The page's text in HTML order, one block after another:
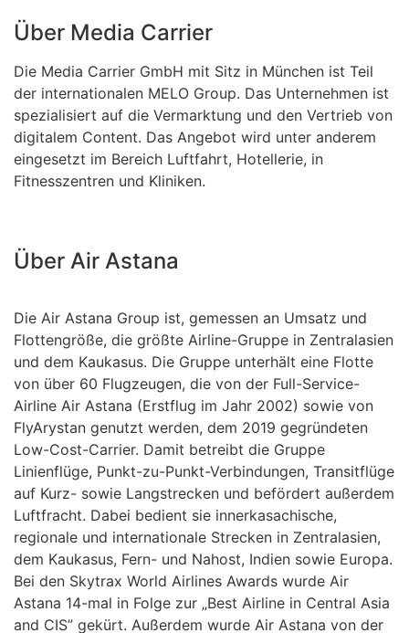
Über Media Carrier
Die Media Carrier GmbH mit Sitz in München ist Teil
der internationalen MELO Group. Das Unternehmen ist
spezialisiert auf die Vermarktung und den Vertrieb von
digitalem Content. Das Angebot wird unter anderem
eingesetzt im Bereich Luftfahrt, Hotellerie, in
Fitnesszentren und Kliniken.
Über Air Astana
Die Air Astana Group ist, gemessen an Umsatz und
Flottengröße, die größte Airline-Gruppe in Zentralasien
und dem Kaukasus. Die Gruppe unterhält eine Flotte
von über 60 Flugzeugen, die von der Full-Service-
Airline Air Astana (Erstflug im Jahr 2002) sowie von
FlyArystan genutzt werden, dem 2019 gegründeten
Low-Cost-Carrier. Damit betreibt die Gruppe
Linienflüge, Punkt-zu-Punkt-Verbindungen, Transitflüge
auf Kurz- sowie Langstrecken und befördert außerdem
Luftfracht. Dabei bedient sie innerkasachische,
regionale und internationale Strecken in Zentralasien,
dem Kaukasus, Fern- und Nahost, Indien sowie Europa.
Bei den Skytrax World Airlines Awards wurde Air
Astana 14-mal in Folge zur „Best Airline in Central Asia
and CIS” gekürt. Außerdem wurde Air Astana von der